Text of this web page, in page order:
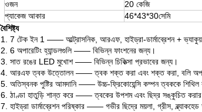
ওজন
20 কেজি
প্যাকেজ আকার
46*43*30সেমি
বৈশিষ্ট্য
1. 7 টেক ইন 1 —— আল্ট্রাসনিক, আরএফ, হাইড্রা-ডার্মাব্রেশন +
2. 6 অপারেটিং হ্যান্ডলগুলি —— বিভিন্ন ফাংশনের জন্য।
3. সাত রঙের LED মুখোশ —— বিভিন্ন চিকিত্সা প্রভাবের জন্য।
4. আরএফ ত্বক উত্তোলন —— ত্বক শক্ত করা এবং শক্ত করা, বলি
5. অতিস্বনক পুষ্টির আমদানি —— উচ্চ-ফ্রিকোয়েন্সি কম্পন ত্বককে শিথিল
6. ঠাণ্ডা হাতুড়ি শান্ত করে —— ত্বকের উপশম এবং ছিদ্র সঙ্কুচিত
7. হাইড্রা ডার্মাব্রেশন পরিষ্কার —— গভীর ছিদ্রে ময়লা, গ্রীস,